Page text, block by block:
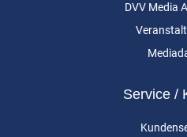
DVV Media
Service /